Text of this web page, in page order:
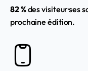
82 %des visiteur·ses
prochaine édition.